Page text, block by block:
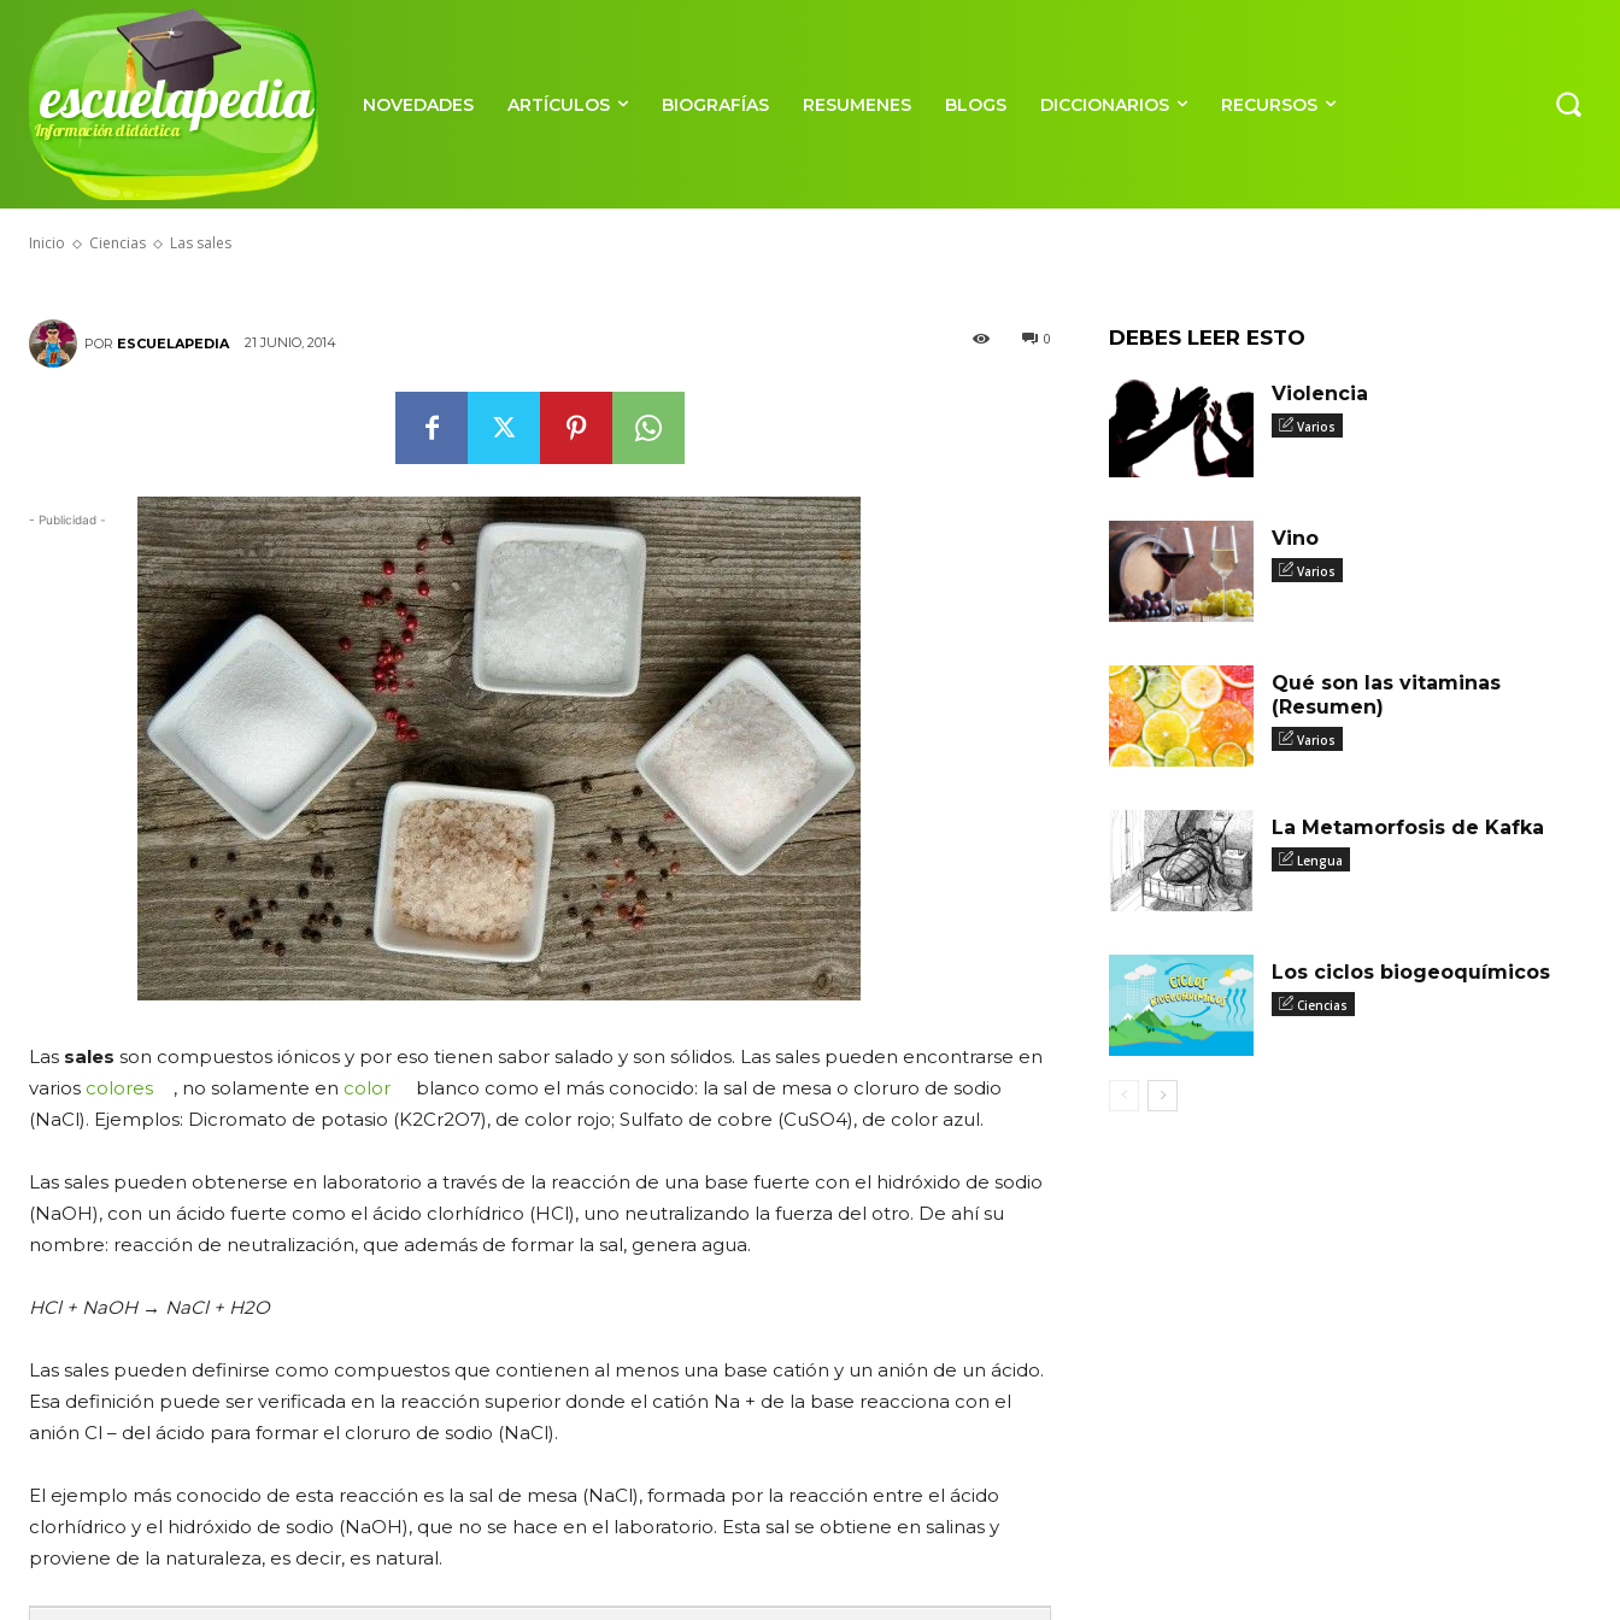
escuelapedia
Información didáctica
NOVEDADES ARTÍCULOS BIOGRAFÍAS RESUMENES BLOGS DICCIONARIOS RECURSOS
Inicio Ciencias Las sales
CIENCIAS
Las sales
POR ESCUELAPEDIA 21 JUNIO, 2014 0
- Publicidad -
Las sales son compuestos iónicos y por eso tienen sabor salado y son sólidos. Las sales pueden encontrarse en
varios colores , no solamente en color
blanco como el más conocido: la sal de mesa o cloruro de sodio
(NaCl). Ejemplos: Dicromato de potasio (K2Cr2O7), de color rojo; Sulfato de cobre (CuSO4), de color azul.
Las sales pueden obtenerse en laboratorio a través de la reacción de una base fuerte con el hidróxido de sodio
(NaOH), con un ácido fuerte como el ácido clorhídrico (HCl), uno neutralizando la fuerza del otro. De ahí su
nombre: reacción de neutralización, que además de formar la sal, genera agua.
HCl + NaOH → NaCl + H2O
Las sales pueden definirse como compuestos que contienen al menos una base catión y un anión de un ácido.
Esa definición puede ser verificada en la reacción superior donde el catión Na + de la base reacciona con el
anión Cl – del ácido para formar el cloruro de sodio (NaCl).
El ejemplo más conocido de esta reacción es la sal de mesa (NaCl), formada por la reacción entre el ácido
clorhídrico y el hidróxido de sodio (NaOH), que no se hace en el laboratorio. Esta sal se obtiene en salinas y
proviene de la naturaleza, es decir, es natural.
DEBES LEER ESTO
Violencia
Varios
Vino
Varios
Qué son las vitaminas
(Resumen)
Varios
La Metamorfosis de Kafka
Lengua
Los ciclos biogeoquímicos
Ciencias